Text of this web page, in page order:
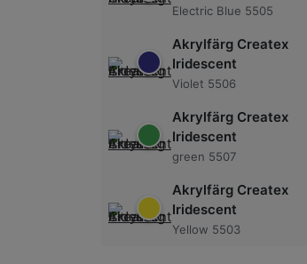
Electric Blue 5505
Akrylfärg Createx
Iridescent
Violet 5506
Akrylfärg Createx
Iridescent
green 5507
Akrylfärg Createx
Iridescent
Yellow 5503